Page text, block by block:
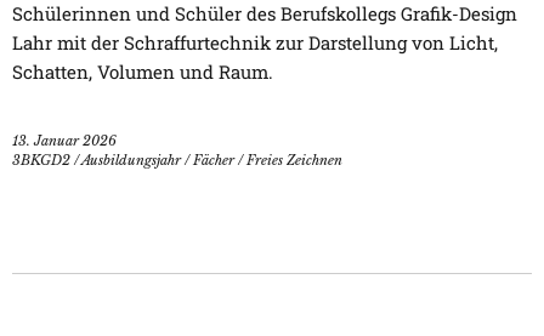
Schülerinnen und Schüler des Berufskollegs Grafik-Design
Lahr mit der Schraffurtechnik zur Darstellung von Licht,
Schatten, Volumen und Raum.
13. Januar 2026
3BKGD2 /Ausbildungsjahr/Fächer/Freies Zeichnen